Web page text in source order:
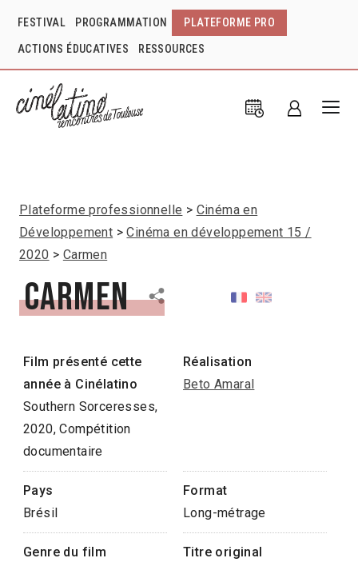
FESTIVAL PROGRAMMATION PLATEFORME PRO
ACTIONS ÉDUCATIVES RESSOURCES
Plateforme professionnelle
Cinéma en
Développement
Cinéma en développement 15 /
2020
Carmen
Carmen
Film présenté cette
année à Cinélatino
Southern Sorceresses,
2020, Compétition
documentaire
Réalisation
Beto Amaral
Pays
Brésil
Format
Long-métrage
Genre du film
Titre original